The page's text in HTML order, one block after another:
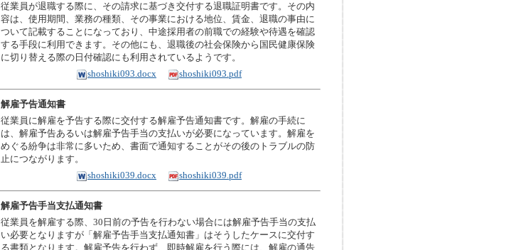
従業員が退職する際に、その請求に基づき交付する退職証明書です。その内
容は、使用期間、業務の種類、その事業における地位、賃金、退職の事由に
ついて記載することになっており、中途採用者の前職での経験や待遇を確認
する手段に利用できます。その他にも、退職後の社会保険から国民健康保険
に切り替える際の日付確認にも利用されているようです。
shoshiki093.docx
shoshiki093.pdf
解雇予告通知書
従業員に解雇を予告する際に交付する解雇予告通知書です。解雇の手続に
は、解雇予告あるいは解雇予告手当の支払いが必要になっています。解雇を
めぐる紛争は非常に多いため、書面で通知することがその後のトラブルの防
止につながります。
shoshiki039.docx
shoshiki039.pdf
解雇予告手当支払通知書
従業員を解雇する際、30日前の予告を行わない場合には解雇予告手当の支払
い必要となりますが「解雇予告手当支払通知書」はそうしたケースに交付す
る書類となります。解雇予告を行わず、即時解雇を行う際には、解雇の通告